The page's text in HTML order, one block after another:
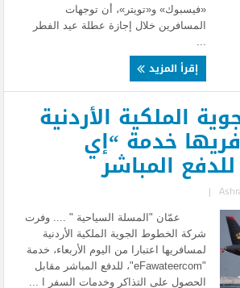
«فيسبوك» و«تويتر»، أن توجهات
المسافرين خلال إجازة عطلة عيد الفطر
إقرأ المزيد
الملكية الأردنية
خدمة “إي
المباشر
|
عمّان "المسلة السياحية " .... وفرت
شركة الخطوط الجوية الملكية الأردنية
لمسافريها اعتبارا من اليوم الأربعاء، خدمة
"eFawateercom"، للدفع المباشر مقابل
الحصول على التذاكر وخدمات السفر ا ...